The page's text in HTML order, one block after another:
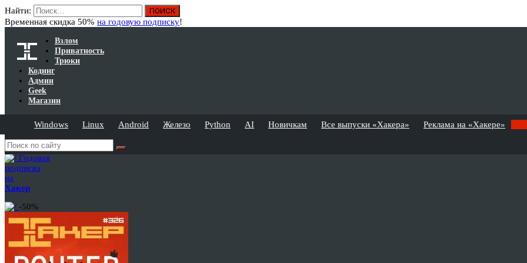
Найти:
Временная скидка 50% на годовую подписку!
Взлом
Приватность
Трюки
Кодинг
Админ
Geek
Магазин
Windows Linux Android Железо Python AI Новичкам Все выпуски «Хакера» Реклама на «Хакере»
Годовая
подписка
на
Хакер
-50%